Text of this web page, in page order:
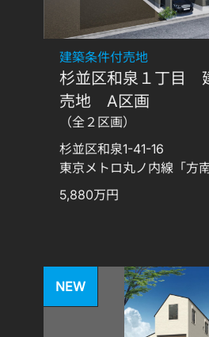
建築条件付売地
杉並区和泉１丁目
売地 A区画
（全２区画）
杉並区和泉1-41-16
東京メトロ丸ノ内線「方
5,880万円
NEW